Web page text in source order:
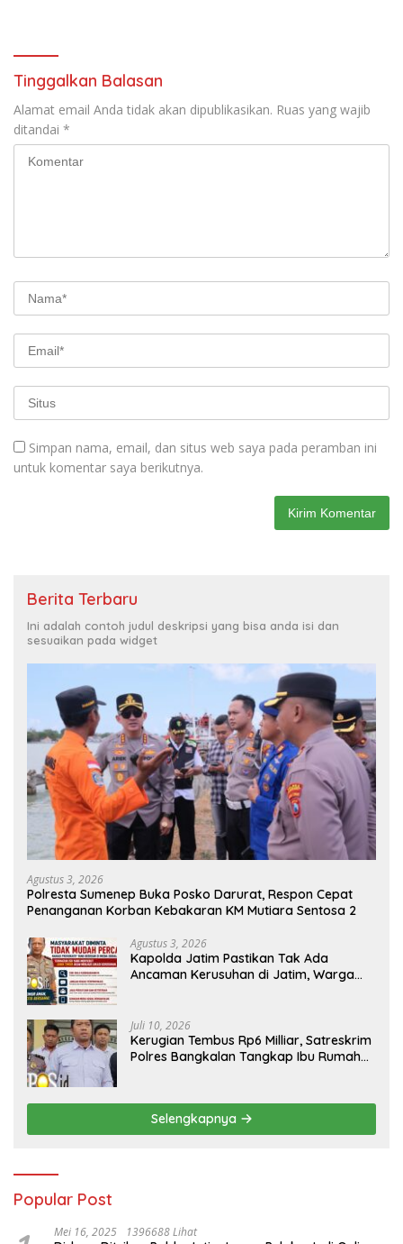
Tinggalkan Balasan
Alamat email Anda tidak akan dipublikasikan. Ruas yang wajib
ditandai *
Simpan nama, email, dan situs web saya pada peramban ini
untuk komentar saya berikutnya.
Berita Terbaru
Ini adalah contoh judul deskripsi yang bisa anda isi dan
sesuaikan pada widget
Agustus 3, 2026
Polresta Sumenep Buka Posko Darurat, Respon Cepat
Penanganan Korban Kebakaran KM Mutiara Sentosa 2
Agustus 3, 2026
Kapolda Jatim Pastikan Tak Ada
Ancaman Kerusuhan di Jatim, Warga
Juli 10, 2026
Kerugian Tembus Rp6 Milliar, Satreskrim
Polres Bangkalan Tangkap Ibu Rumah
Selengkapnya
Popular Post
Mei 16, 2025 1396688 Lihat